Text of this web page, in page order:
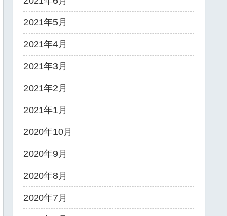
2021年5月
2021年4月
2021年3月
2021年2月
2021年1月
2020年10月
2020年9月
2020年8月
2020年7月